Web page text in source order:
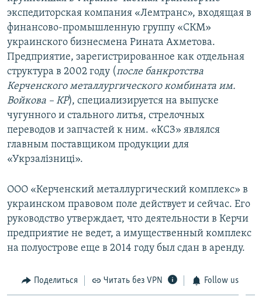
экспедиторская компания «Лемтранс», входящая в
финансово-промышленную группу «СКМ»
украинского бизнесмена Рината Ахметова.
Предприятие, зарегистрированное как отдельная
структура в 2002 году (после банкротства
Керченского металлургического комбината им.
Войкова – КР), специализируется на выпуске
чугунного и стального литья, стрелочных
переводов и запчастей к ним. «КСЗ» являлся
главным поставщиком продукции для
«Укрзалізниці».
ООО «Керченский металлургический комплекс» в
украинском правовом поле действует и сейчас. Его
руководство утверждает, что деятельности в Керчи
предприятие не ведет, а имущественный комплекс
на полуострове еще в 2014 году был сдан в аренду.
Поделиться Читать без VPN Follow us